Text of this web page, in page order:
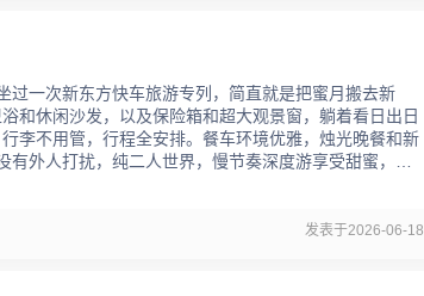
一次新东方快车旅游专列，简直就是把蜜月搬去新
和休闲沙发，以及保险箱和超大观景窗，躺着看日出日
李不用管，行程全安排。餐车环境优雅，烛光晚餐和新
外人打扰，纯二人世界，慢节奏深度游享受甜蜜，这
发表于2026-06-18